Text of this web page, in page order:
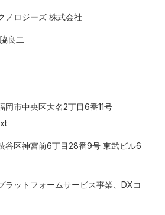
ノロジーズ 株式会社
良二
岡市中央区大名2丁目6番11号
谷区神宮前6丁目28番9号 東武ビル6
ラットフォームサービス事業、DXコ